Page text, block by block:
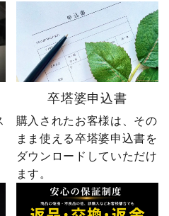
卒塔婆申込書
購入されたお客様は、その
まま使える卒塔婆申込書を
ダウンロードしていただけ
ます。